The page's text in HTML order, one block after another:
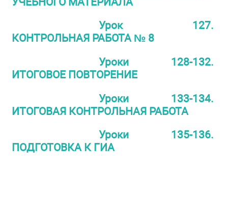
Урок 127.
КОНТРОЛЬНАЯ РАБОТА № 8
Уроки 128-132.
ИТОГОВОЕ ПОВТОРЕНИЕ
Уроки 133-134.
ИТОГОВАЯ КОНТРОЛЬНАЯ РАБОТА
Уроки 135-136.
ПОДГОТОВКА К ГИА